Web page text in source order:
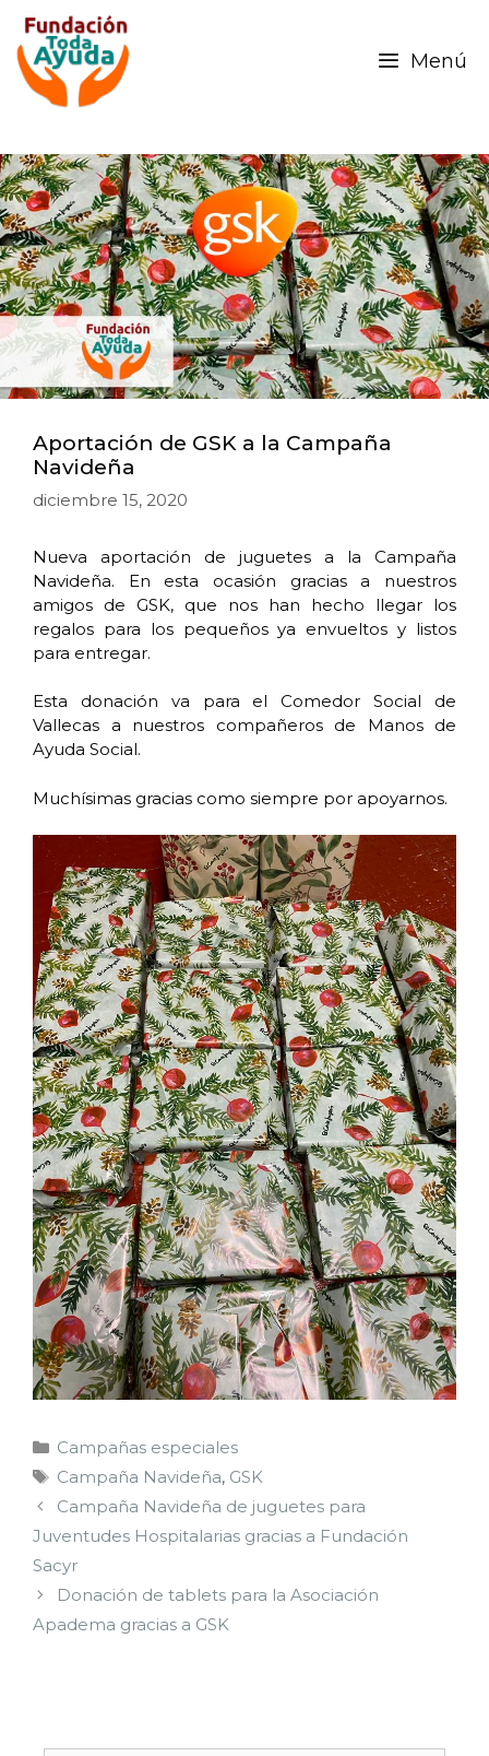
Menú
Aportación de GSK a la Campaña
Navideña
diciembre 15, 2020
Nueva aportación de juguetes a la Campaña
Navideña. En esta ocasión gracias a nuestros
amigos de GSK, que nos han hecho llegar los
regalos para los pequeños ya envueltos y listos
para entregar.
Esta donación va para el Comedor Social de
Vallecas a nuestros compañeros de Manos de
Ayuda Social.
Muchísimas gracias como siempre por apoyarnos.
Campañas especiales
Campaña Navideña, GSK
Campaña Navideña de juguetes para
Juventudes Hospitalarias gracias a Fundación
Sacyr
Donación de tablets para la Asociación
Apadema gracias a GSK